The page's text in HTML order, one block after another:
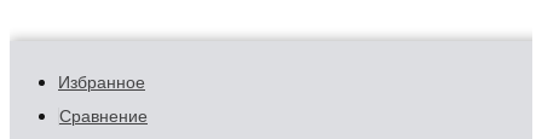
Избранное
Сравнение